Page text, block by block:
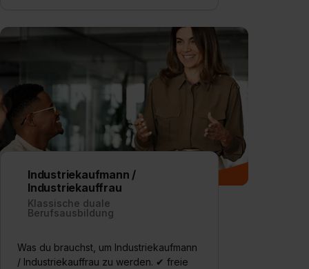
Industriekaufmann /
Industriekauffrau
Klassische duale
Berufsausbildung
Was du brauchst, um Industriekaufmann
/ Industriekauffrau zu werden. ✔ freie